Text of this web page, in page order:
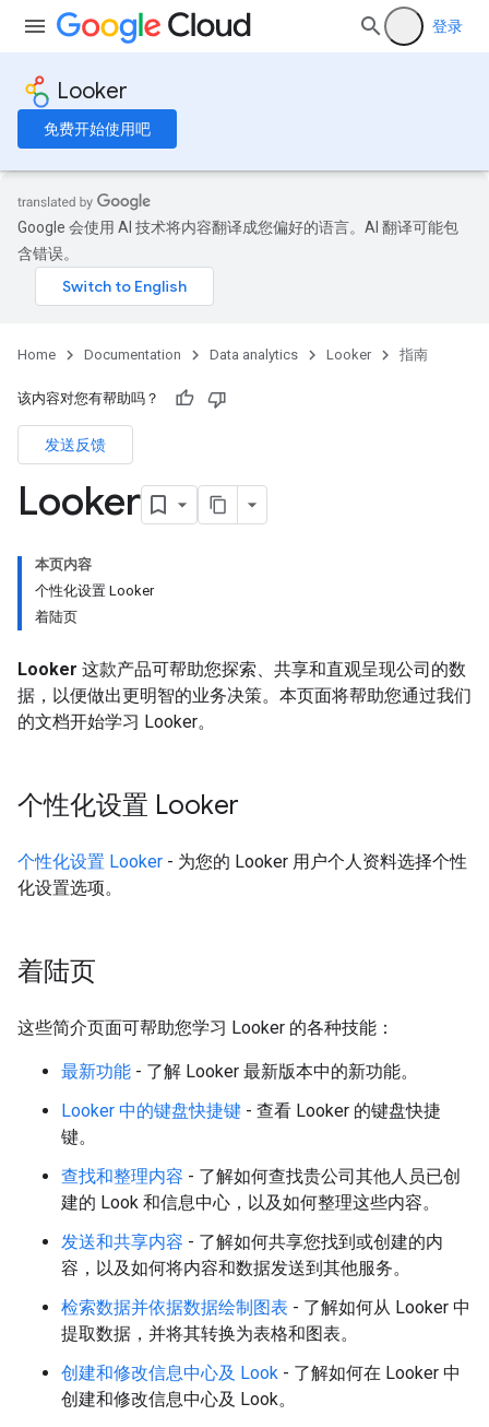
登录
Looker
免费开始使用吧
Google 会使用 AI 技术将内容翻译成您偏好的语言。AI 翻译可能包
含错误。
Home Documentation Data analytics Looker 指南
该内容对您有帮助吗？
发送反馈
Looker
本页内容
个性化设置 Looker
着陆页
Looker 这款产品可帮助您探索、共享和直观呈现公司的数
据，以便做出更明智的业务决策。本页面将帮助您通过我们
的文档开始学习 Looker。
个性化设置 Looker
个性化设置 Looker - 为您的 Looker 用户个人资料选择个性
化设置选项。
着陆页
这些简介页面可帮助您学习 Looker 的各种技能：
最新功能 - 了解 Looker 最新版本中的新功能。
Looker 中的键盘快捷键 - 查看 Looker 的键盘快捷
键。
查找和整理内容 - 了解如何查找贵公司其他人员已创
建的 Look 和信息中心，以及如何整理这些内容。
发送和共享内容 - 了解如何共享您找到或创建的内
容，以及如何将内容和数据发送到其他服务。
检索数据并依据数据绘制图表 - 了解如何从 Looker 中
提取数据，并将其转换为表格和图表。
创建和修改信息中心及 Look - 了解如何在 Looker 中
创建和修改信息中心及 Look。